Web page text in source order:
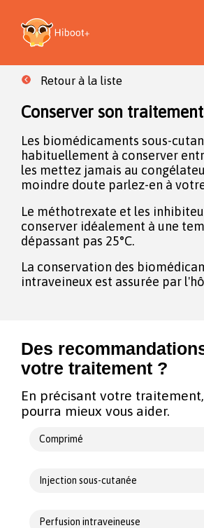
Retour à la liste
Conserver son
Les biomédicaments sous-
habituellement à conserver
les mettez jamais au
moindre doute parlez-en à
Le méthotrexate et les
conserver idéalement à une
dépassant pas 25°C.
La conservation des
intraveineux est assurée par
Des
votre traitement ?
En précisant votre traitement,
pourra mieux vous aider.
Comprimé
Injection sous-cutanée
Perfusion intraveineuse